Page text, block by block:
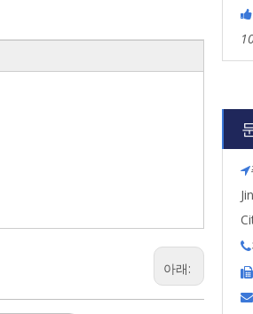
아래:




